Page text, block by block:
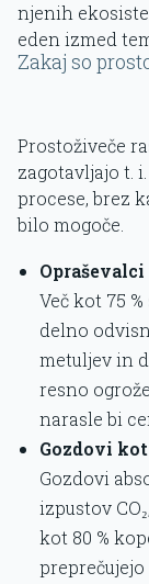
njenih
eden izmed
Zakaj so
Prostoživeče
zagotavljajo t.
procese, brez
bilo mogoče.
Več kot 75
delno
metuljev in
resno
narasle bi
Gozdovi
Gozdovi
izpustov
kot 80 %